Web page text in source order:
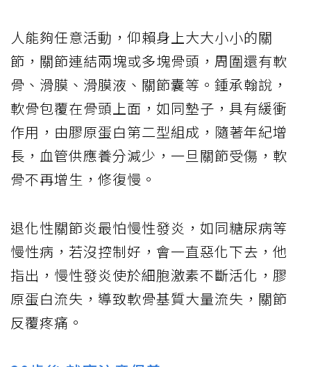
人能夠任意活動，仰賴身上大大小小的關
節，關節連結兩塊或多塊骨頭，周圍還有軟
骨、滑膜、滑膜液、關節囊等。鍾承翰說，
軟骨包覆在骨頭上面，如同墊子，具有緩衝
作用，由膠原蛋白第二型組成，隨著年紀增
長，血管供應養分減少，一旦關節受傷，軟
骨不再增生，修復慢。
退化性關節炎最怕慢性發炎，如同糖尿病等
慢性病，若沒控制好，會一直惡化下去，他
指出，慢性發炎使於細胞激素不斷活化，膠
原蛋白流失，導致軟骨基質大量流失，關節
反覆疼痛。